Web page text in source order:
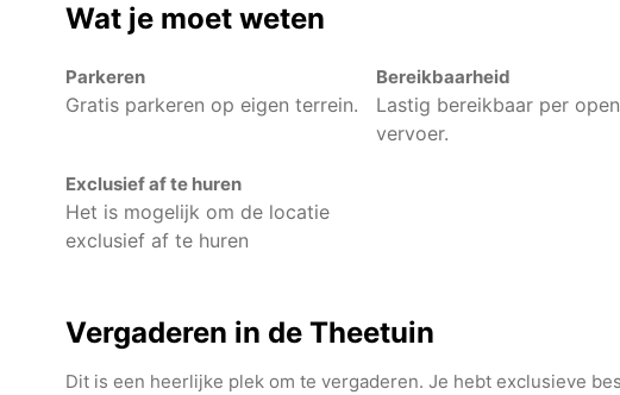
Wat je moet weten
Parkeren
Gratis parkeren op eigen terrein.
Bereikbaarheid
Lastig bereikbaar per
vervoer.
Exclusief af te huren
Het is mogelijk om de locatie
exclusief af te huren
Vergaderen in de Theetuin
Dit is een heerlijke plek om te vergaderen. Je hebt exclusieve